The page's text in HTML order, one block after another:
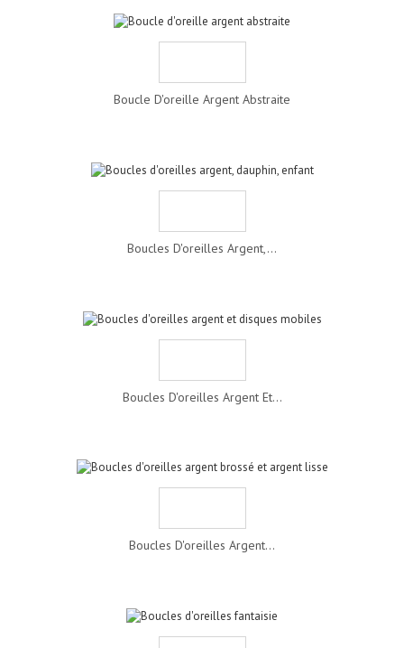
Boucle D'oreille Argent Abstraite
Boucles D'oreilles Argent,...
Boucles D'oreilles Argent Et...
Boucles D'oreilles Argent...